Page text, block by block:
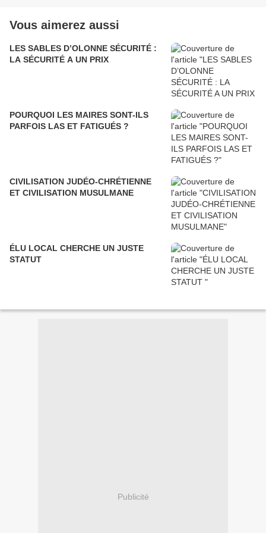
Vous aimerez aussi
LES SABLES D’OLONNE SÉCURITÉ :
LA SÉCURITÉ A UN PRIX
POURQUOI LES MAIRES SONT-ILS
PARFOIS LAS ET FATIGUÉS ?
CIVILISATION JUDÉO-CHRÉTIENNE
ET CIVILISATION MUSULMANE
ÉLU LOCAL CHERCHE UN JUSTE
STATUT
Publicité